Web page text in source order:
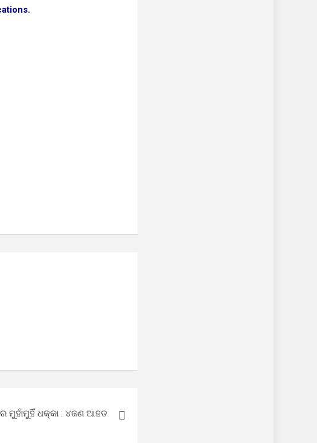
ମୁହାଁମୁହିଁ ଧକ୍କା : ୪ଜଣ ଆହତ